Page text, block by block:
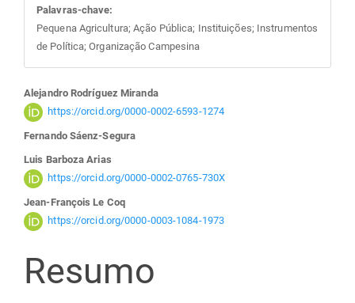
Palavras-chave:
Pequena Agricultura; Ação Pública; Instituições; Instrumentos
de Política; Organização Campesina
Conteúdo
do
artigo
principal
Alejandro Rodríguez Miranda
https://orcid.org/0000-0002-6593-1274
Fernando Sáenz-Segura
Luis Barboza Arias
https://orcid.org/0000-0002-0765-730X
Jean-François Le Coq
https://orcid.org/0000-0003-1084-1973
Resumo